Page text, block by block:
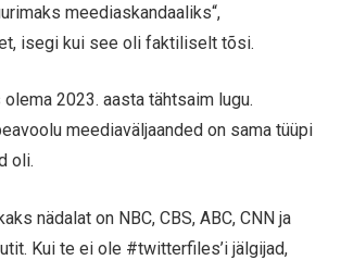
meediaskandaaliks“,
isegi kui see oli faktiliselt tõsi.
2023. aasta tähtsaim lugu.
meediaväljaanded on sama tüüpi
oli.
nädalat on NBC, CBS, ABC, CNN ja
Kui te ei ole #twitterfiles’i jälgijad,